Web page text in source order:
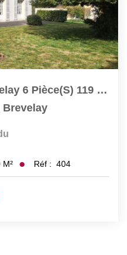
Maison Saint Jean Brevelay 6 Pièce(s) 119 M2
Brevelay
M² Réf : 404